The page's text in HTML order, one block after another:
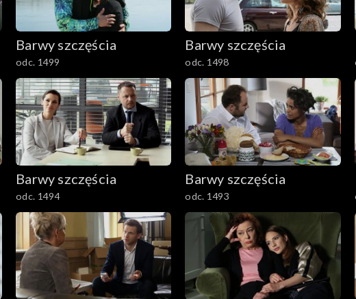
3200
3100
3000
Barwy szczęścia
odc. 1499
Barwy szczęścia
odc. 1498
Barwy szczęścia
odc. 1494
Barwy szczęścia
odc. 1493